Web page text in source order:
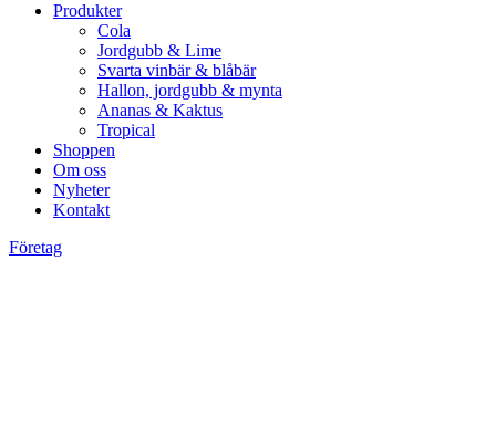
Produkter
Cola
Jordgubb & Lime
Svarta vinbär & blåbär
Hallon, jordgubb & mynta
Ananas & Kaktus
Tropical
Shoppen
Om oss
Nyheter
Kontakt
Företag